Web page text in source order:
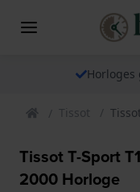
Horloges
Tissot
Tissot T-Sport
2000 Horloge